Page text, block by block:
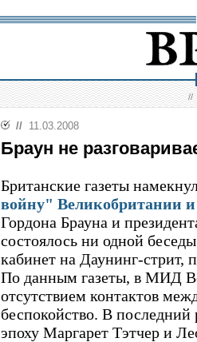
//
// 11.03.2008
Браун не
Британские газеты
войну" Великобритании и
Гордона Брауна и
состоялось ни одной
кабинет на Даунинг-
По данным газеты, в МИД
отсутствием контактов
беспокойство. В последний
эпоху Маргарет Тэтчер и